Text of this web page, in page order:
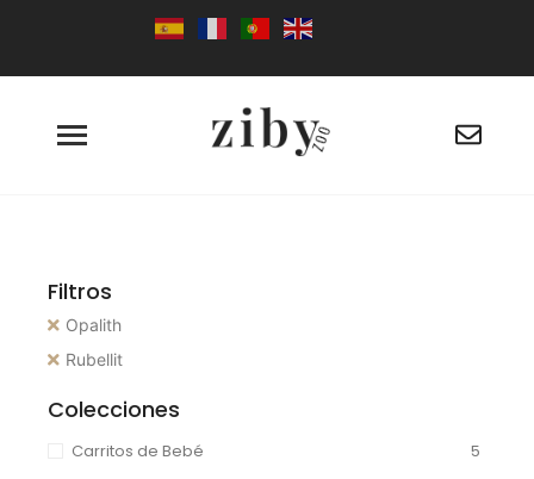
Filtros
Opalith
Rubellit
Colecciones
Carritos de Bebé 5